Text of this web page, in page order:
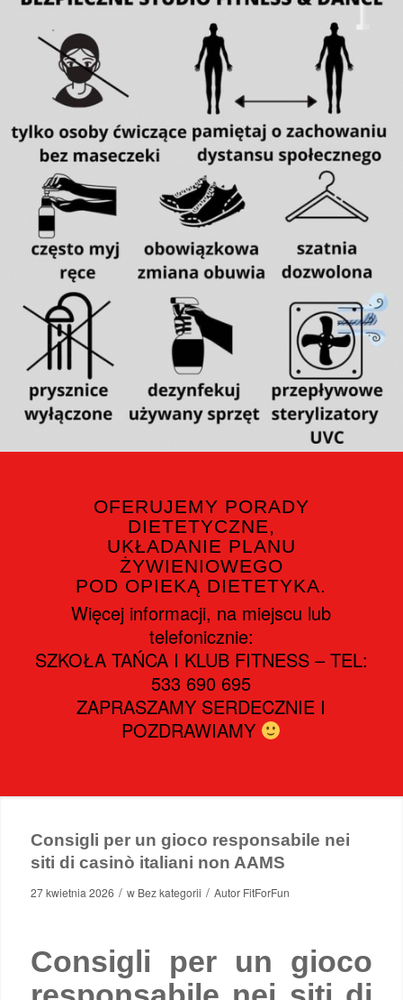
OFERUJEMY PORADY
DIETETYCZNE,
UKŁADANIE PLANU
ŻYWIENIOWEGO
POD OPIEKĄ DIETETYKA.
Więcej informacji, na miejscu lub
telefonicznie:
SZKOŁA TAŃCA I KLUB FITNESS – TEL:
533 690 695
ZAPRASZAMY SERDECZNIE I
POZDRAWIAMY
Consigli per un gioco responsabile nei
siti di casinò italiani non AAMS
27 kwietnia 2026 / w Bez kategorii / Autor FitForFun
Consigli per un gioco